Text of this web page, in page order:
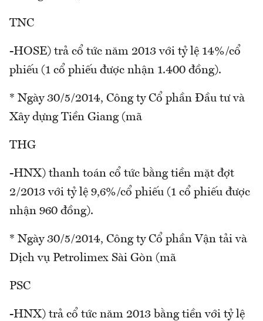
TNC
-HOSE) trả cổ tức năm 2013 với tỷ lệ 14%/cổ
phiếu (1 cổ phiếu được nhận 1.400 đồng).
* Ngày 30/5/2014, Công ty Cổ phần Đầu tư và
Xây dựng Tiền Giang (mã
THG
-HNX) thanh toán cổ tức bằng tiền mặt đợt
2/2013 với tỷ lệ 9,6%/cổ phiếu (1 cổ phiếu được
nhận 960 đồng).
* Ngày 30/5/2014, Công ty Cổ phần Vận tải và
Dịch vụ Petrolimex Sài Gòn (mã
PSC
-HNX) trả cổ tức năm 2013 bằng tiền với tỷ lệ